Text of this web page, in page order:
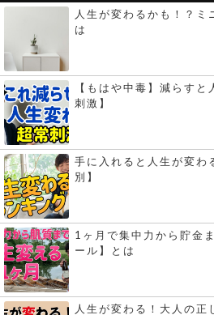
人生が変わるかも！？ミ
は
【もはや中毒】減らす
刺激】
手に入れると人生が変わ
別】
1ヶ月で集中力から貯金
ール】とは
人生が変わる！大人の正